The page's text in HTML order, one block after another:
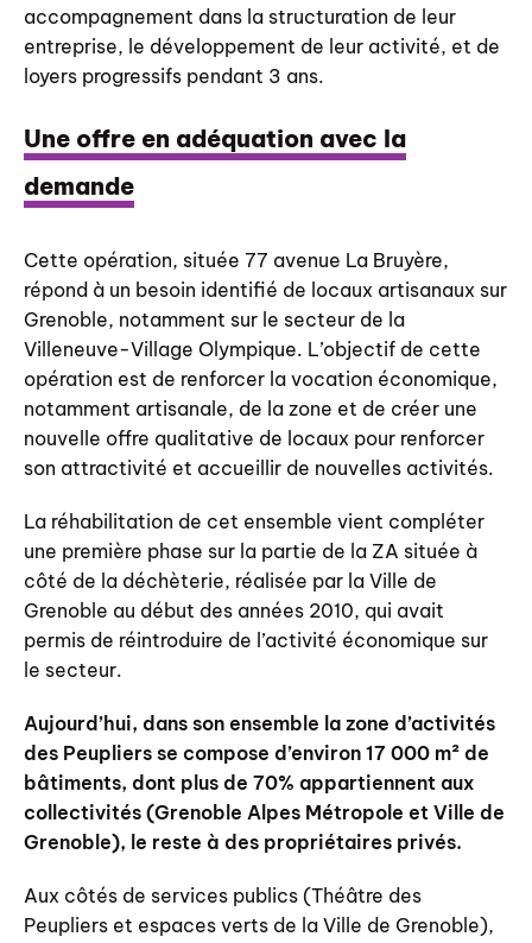
accompagnement dans la structuration de leur
entreprise, le développement de leur activité, et de
loyers progressifs pendant 3 ans.
Une offre en adéquation avec la
demande
Cette opération, située 77 avenue La Bruyère,
répond à un besoin identifié de locaux artisanaux sur
Grenoble, notamment sur le secteur de la
Villeneuve-Village Olympique. L’objectif de cette
opération est de renforcer la vocation économique,
notamment artisanale, de la zone et de créer une
nouvelle offre qualitative de locaux pour renforcer
son attractivité et accueillir de nouvelles activités.
La réhabilitation de cet ensemble vient compléter
une première phase sur la partie de la ZA située à
côté de la déchèterie, réalisée par la Ville de
Grenoble au début des années 2010, qui avait
permis de réintroduire de l’activité économique sur
le secteur.
Aujourd’hui, dans son ensemble la zone d’activités
des Peupliers se compose d’environ 17 000 m² de
bâtiments, dont plus de 70% appartiennent aux
collectivités (Grenoble Alpes Métropole et Ville de
Grenoble), le reste à des propriétaires privés.
Aux côtés de services publics (Théâtre des
Peupliers et espaces verts de la Ville de Grenoble),